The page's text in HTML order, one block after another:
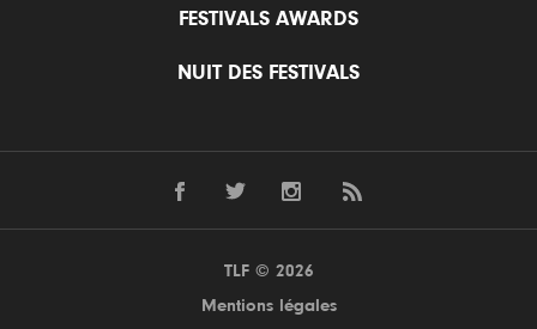
FESTIVALS AWARDS
NUIT DES FESTIVALS
TLF © 2026
Mentions légales